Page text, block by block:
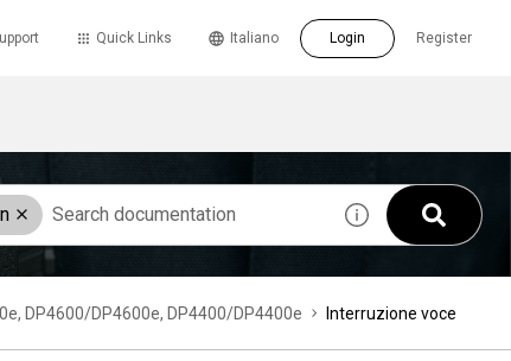
Quick Links Register
Italiano Login
DP4600/DP4600e, DP4400/DP4400e Interruzione voce